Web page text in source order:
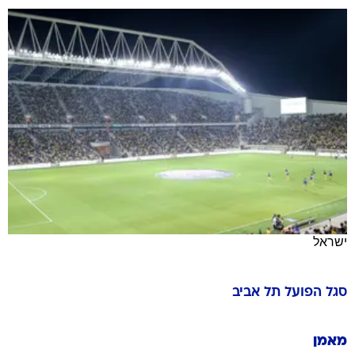
ישראל
סגל הפועל תל אביב
מאמן